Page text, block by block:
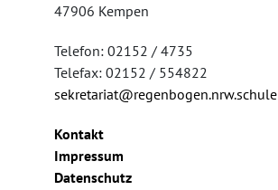
47906 Kempen
Telefon: 02152 / 4735
Telefax: 02152 / 554822
sekretariat@regenbogen.nrw.schule
Kontakt
Impressum
Datenschutz